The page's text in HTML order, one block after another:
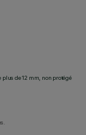
plus de 12 mm, non protégé